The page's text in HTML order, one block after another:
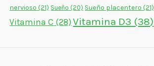
nervioso (21) Sueño (20) Sueño placentero (21)
Vitamina C (28) Vitamina D3 (38)